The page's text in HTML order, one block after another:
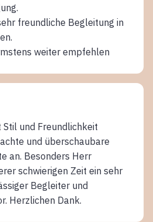
freundliche Begleitung in
weiter empfehlen
und Freundlichkeit
und überschaubare
an. Besonders Herr
schwierigen Zeit ein sehr
Begleiter und
Herzlichen Dank.